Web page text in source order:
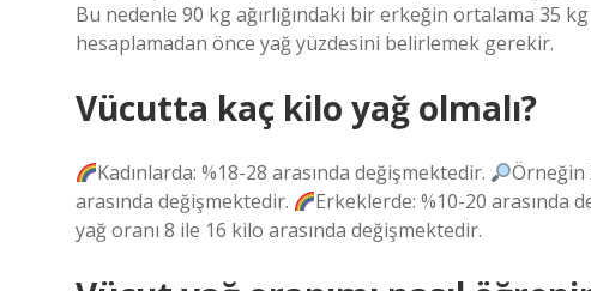
Bu nedenle 90 kg ağırlığındaki bir erkeğin ortalama 35
hesaplamadan önce yağ yüzdesini belirlemek gerekir.
Vücutta kaç kilo yağ olmalı?
Kadınlarda: %18-28 arasında değişmektedir.
Örneğin
arasında değişmektedir.
Erkeklerde: %10-20 arasında
yağ oranı 8 ile 16 kilo arasında değişmektedir.